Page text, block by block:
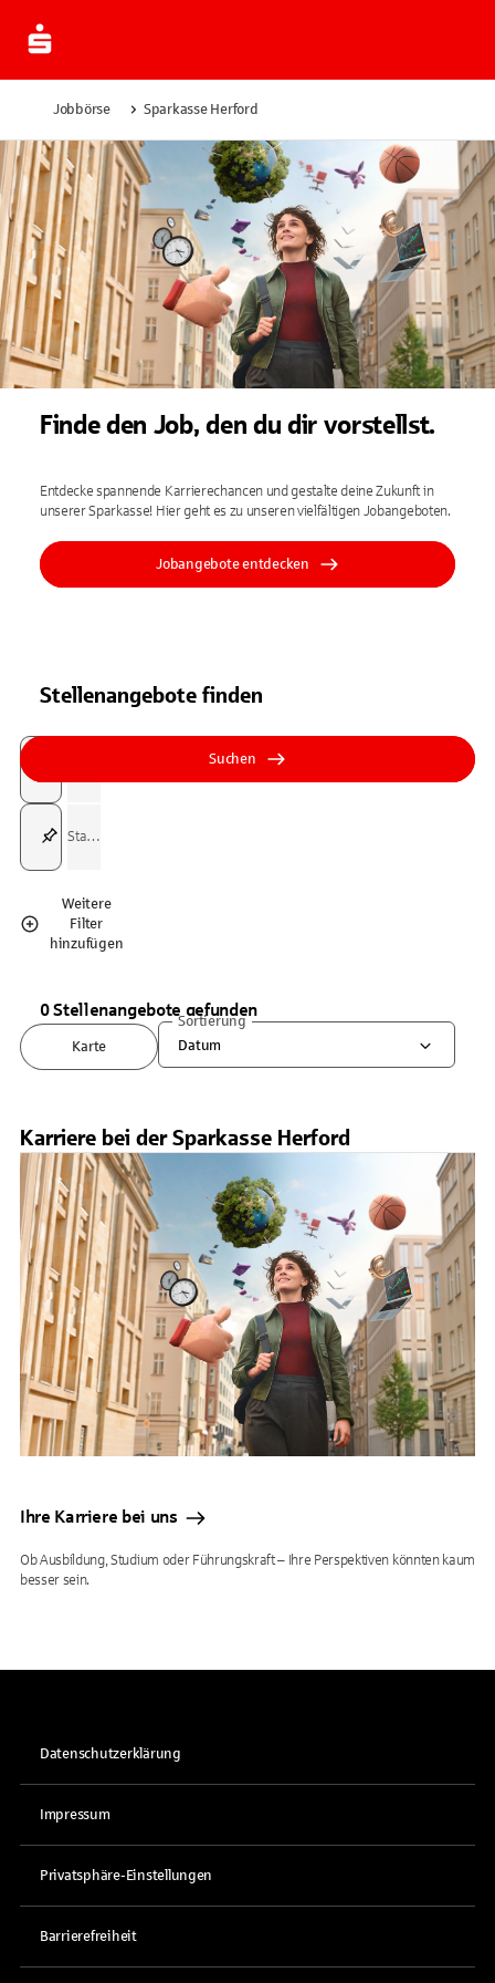
Jobbörse Sparkasse Herford
Finde den Job, den du dir vorstellst.
Entdecke spannende Karrierechancen und gestalte deine Zukunft in
unserer Sparkasse! Hier geht es zu unseren vielfältigen Jobangeboten.
Jobangebote entdecken
Stellenangebote finden
Suchfeld
Tippen Sie, um nach Themen zu suchen. Verwenden Sie die
Suchfeld
Tippen Sie, um nach Themen zu suchen. Verwenden Sie die
Weitere
Filter
hinzufügen
Suchen
0 Stellenangebote gefunden
Karte
Sortierung
Datum
Karriere bei der Sparkasse Herford
Ihre Karriere bei uns
Ob Ausbildung, Studium oder Führungskraft – Ihre Perspektiven könnten kaum
besser sein.
Datenschutzerklärung
Impressum
Privatsphäre-Einstellungen
Barrierefreiheit